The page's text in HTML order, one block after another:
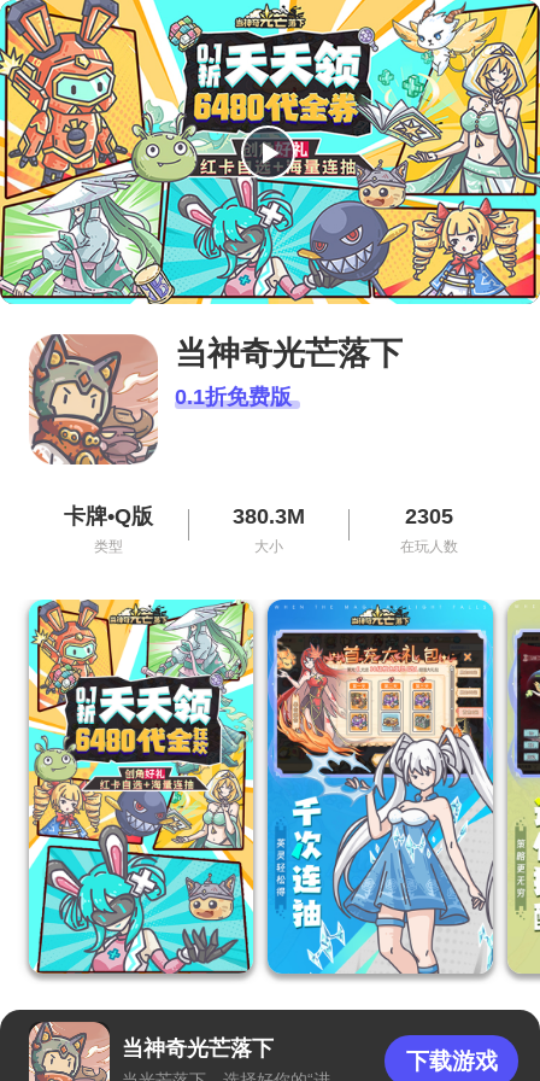
播
放
视
频
当神奇光芒落下
0.1折免费版
卡牌•Q版
类型
380.3M
大小
2305
在玩人数
当神奇光芒落下
下载游戏